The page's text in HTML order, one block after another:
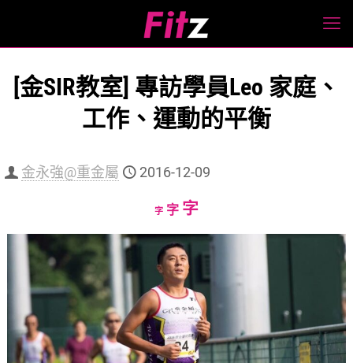
[金SIR教室] 專訪學員Leo 家庭、
工作、運動的平衡
金永強@重金屬 2016-12-09
字Decrease
size.
字Reset
size.
字Increase
size.